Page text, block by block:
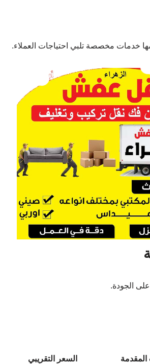
خدمات مخصصة تلبي احتياجات العملاء.
الجودة.
المقدمة السعر التقريبي